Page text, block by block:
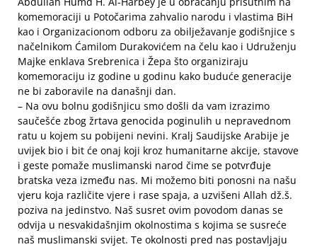
komemoraciji u Potočarima zahvalio narodu i vlastima BiH
kao i Organizacionom odboru za obilježavanje godišnjice s
načelnikom Ćamilom Durakovićem na čelu kao i Udruženju
Majke enklava Srebrenica i Žepa što organiziraju
komemoraciju iz godine u godinu kako buduće generacije
ne bi zaboravile na današnji dan.
– Na ovu bolnu godišnjicu smo došli da vam izrazimo
saučešće zbog žrtava genocida poginulih u nepravednom
ratu u kojem su pobijeni nevini. Kralj Saudijske Arabije je
uvijek bio i bit će onaj koji kroz humanitarne akcije, stavove
i geste pomaže muslimanski narod čime se potvrđuje
bratska veza između nas. Mi možemo biti ponosni na našu
vjeru koja različite vjere i rase spaja, a uzvišeni Allah dž.š.
poziva na jedinstvo. Naš susret ovim povodom danas se
odvija u nesvakidašnjim okolnostima s kojima se susreće
naš muslimanski svijet. Te okolnosti pred nas postavljaju